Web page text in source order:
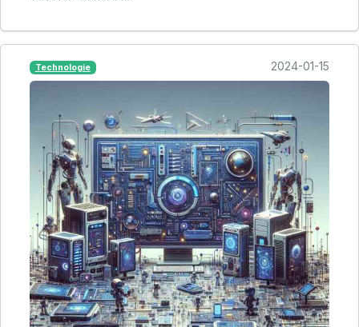
Technologie 2024-01-15